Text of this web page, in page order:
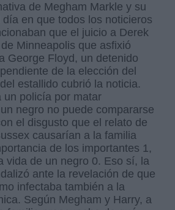
de Megham Markle y su
en que todos los noticieros
que el juicio a Derek
Minneapolis que asfixió
George Floyd, un detenido
de la elección del
estallido cubrió la noticia.
un policía por matar
negro no puede compararse
el disgusto que el relato de
causarían a la familia
de los importantes 1,
vida de un negro 0. Eso sí, la
ante la revelación de que
infectaba también a la
Según Megham y Harry, a